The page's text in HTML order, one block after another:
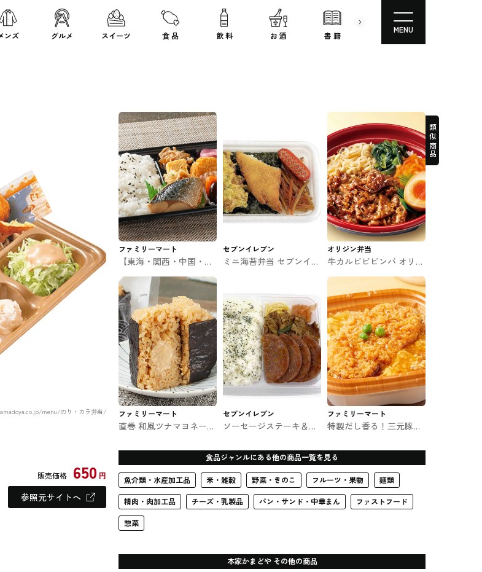
ンズ グルメ スイーツ 食 品 飲 料 お 酒 書 籍 文房具
MENU
menu/のり・カラ弁当/
販売価格 650 円
参照元サイトへ
類似商品
ファミリーマート
【東海・関西・中国・四
国・九州】幕の内弁当 フ
ァミマのお弁当
セブンイレブン
ミニ海苔弁当 セブンイレ
オリジン弁当
牛カルビビビンバ オリジ
ン弁当のお弁当
ファミリーマート
直巻 和風ツナマヨネーズ
セブンイレブン
ソーセージステーキ＆牛
ファミリーマート
特製だし香る！三元豚の
お弁当
食品ジャンルにある他の商品一覧を見る
魚介類・水産加工品 米・雑穀 野菜・きのこ フルーツ・果物 麺類
精肉・肉加工品 チーズ・乳製品 パン・サンド・中華まん ファストフード
惣菜
本家かまどや その他の商品